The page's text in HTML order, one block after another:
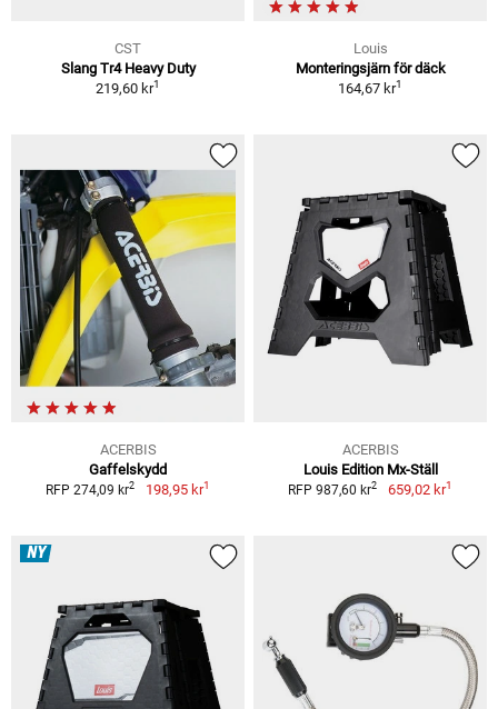
CST
Slang Tr4 Heavy Duty
219,60 kr1
Louis
Monteringsjärn för däck
164,67 kr1
ACERBIS
Gaffelskydd
RFP 274,09 kr2 198,95 kr1
ACERBIS
Louis Edition Mx-Ställ
RFP 987,60 kr2 659,02 kr1
NY